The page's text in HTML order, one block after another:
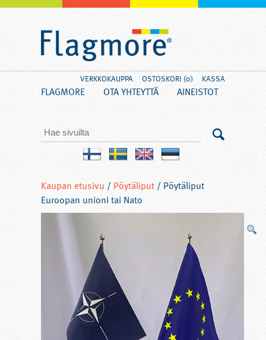
FLAGMORE OTA YHTEYTTÄ AINEISTOT
VERKKOKAUPPA OSTOSKORI (0) KASSA
Kaupan etusivu / Pöytäliput / Pöytäliput
Euroopan unioni tai Nato